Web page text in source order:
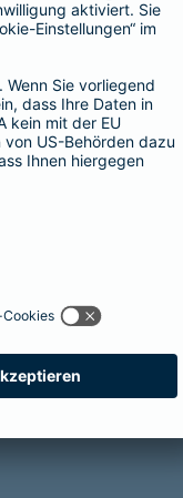
, passend zu
und
Die Beiträge